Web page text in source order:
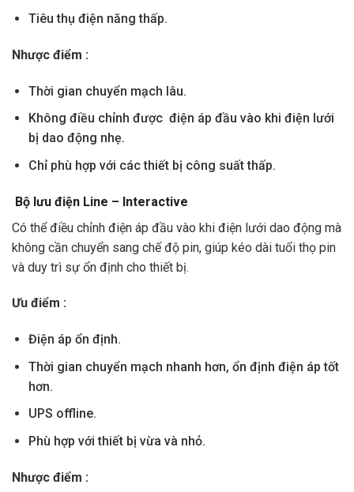
Tiêu thụ điện năng thấp.
Nhược điểm :
Thời gian chuyển mạch lâu.
Không điều chỉnh được điện áp đầu vào khi điện lưới
bị dao động nhẹ.
Chỉ phù hợp với các thiết bị công suất thấp.
Bộ lưu điện Line – Interactive
Có thể điều chỉnh điện áp đầu vào khi điện lưới dao động mà
không cần chuyển sang chế độ pin, giúp kéo dài tuổi thọ pin
và duy trì sự ổn định cho thiết bị.
Ưu điểm :
Điện áp ổn định.
Thời gian chuyển mạch nhanh hơn, ổn định điện áp tốt
hơn.
UPS offline.
Phù hợp với thiết bị vừa và nhỏ.
Nhược điểm :